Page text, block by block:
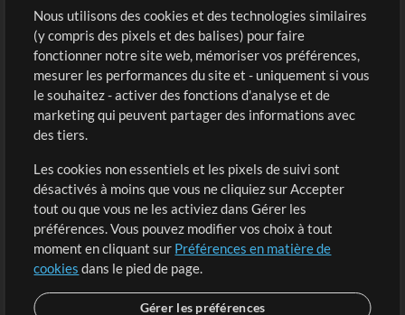
Sons
Boutique
Acheter des crédits
Contenu gratuit
Demander les pistes
Extras
Sessions
Soumettre votre contenu
Listes de lecture
Conférence MT
Compte
Connexion
S'inscrire
Nous utilisons des cookies et des technologies similaires
(y compris des pixels et des balises) pour faire
fonctionner notre site web, mémoriser vos préférences,
mesurer les performances du site et - uniquement si vous
le souhaitez - activer des fonctions d'analyse et de
marketing qui peuvent partager des informations avec
des tiers.
Les cookies non essentiels et les pixels de suivi sont
désactivés à moins que vous ne cliquiez sur Accepter
tout ou que vous ne les activiez dans Gérer les
préférences. Vous pouvez modifier vos choix à tout
moment en cliquant sur Préférences en matière de
cookies dans le pied de page.
Gérer les préférences